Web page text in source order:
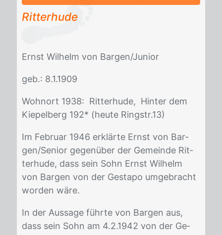
Rit­ter­hu­de
Ernst Wil­helm von Bar­gen/​Ju­ni­or
geb.: 8.1.1909
Wohn­ort 1938: Rit­ter­hu­de, Hin­ter dem
Kie­pel­berg 192* (heu­te Rings­tr.13)
Im Fe­bru­ar 1946 er­klär­te Ernst von Bar­
gen/​Se­ni­or ge­gen­über der Ge­mein­de Rit­
ter­hu­de, dass sein Sohn Ernst Wil­helm
von Bar­gen von der Ge­sta­po um­ge­bracht
wor­den wäre.
In der Aus­sa­ge führ­te von Bar­gen aus,
dass sein Sohn am 4.2.1942 von der Ge­